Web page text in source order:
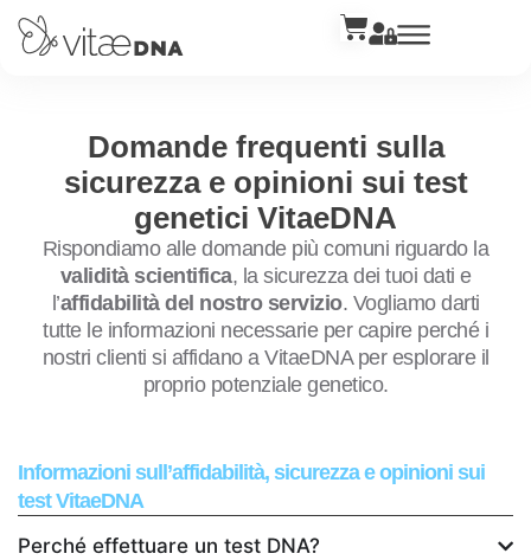
Domande frequenti sulla
sicurezza e opinioni sui test
genetici VitaeDNA
Rispondiamo alle domande più comuni riguardo la
validità scientifica, la sicurezza dei tuoi dati e
l’affidabilità del nostro servizio. Vogliamo darti
tutte le informazioni necessarie per capire perché i
nostri clienti si affidano a VitaeDNA per esplorare il
proprio potenziale genetico.
Informazioni sull’affidabilità, sicurezza e opinioni sui
test VitaeDNA
Perché effettuare un test DNA?